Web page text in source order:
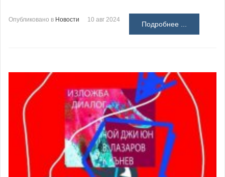
Опубликовано в Новости 10 авг 2024
Подробнее ...